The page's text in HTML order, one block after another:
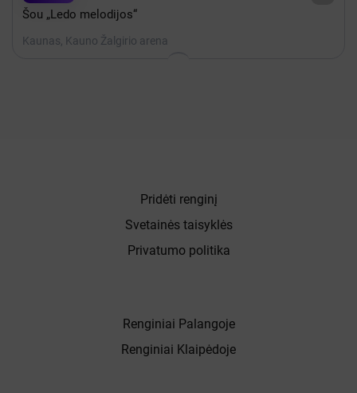
Šou „Ledo melodijos“
Kaunas, Kauno Žalgirio arena
Renginiai Palangoje
Renginiai Klaipėdoje
Pridėti renginį
Svetainės taisyklės
Privatumo politika